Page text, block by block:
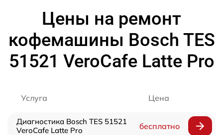
Цены на ремонт
кофемашины Bosch TES
51521 VeroCafe Latte Pro
Услуга Цена
Диагностика Bosch TES 51521
VeroCafe Latte Pro
бесплатно